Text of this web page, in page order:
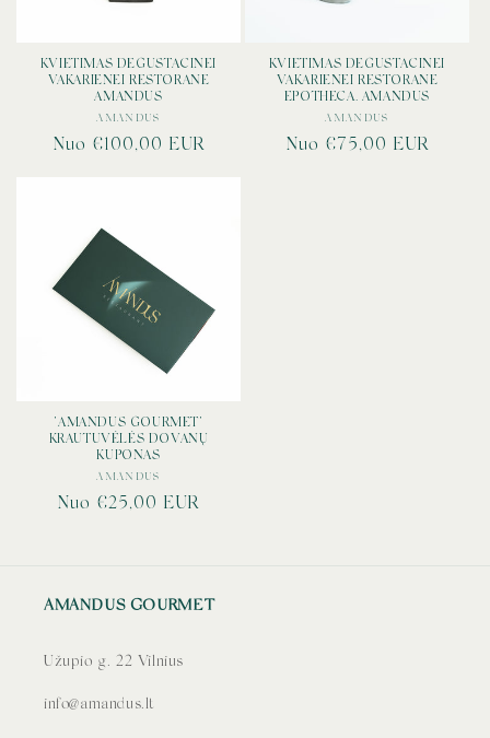
:
KVIETIMAS DEGUSTACINEI
VAKARIENEI RESTORANE
AMANDUS
Tiekėjas:
AMANDUS
Įprasta
Nuo €100,00 EUR
KVIETIMAS DEGUSTACINEI
VAKARIENEI RESTORANE
EPOTHECA. AMANDUS
Tiekėjas:
AMANDUS
Įprasta
Nuo €75,00 EUR
"AMANDUS GOURMET"
KRAUTUVĖLĖS DOVANŲ
KUPONAS
Tiekėjas:
AMANDUS
Įprasta
Nuo €25,00 EUR
AMANDUS GOURMET
Užupio g. 22 Vilnius
info@amandus.lt